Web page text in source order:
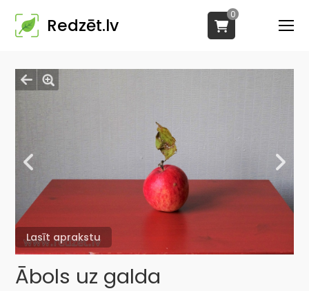
Redzēt.lv
0
Lasīt aprakstu
Ābols uz galda